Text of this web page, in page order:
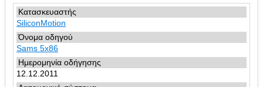
SiliconMotion
Sams 5x86
12.12.2011